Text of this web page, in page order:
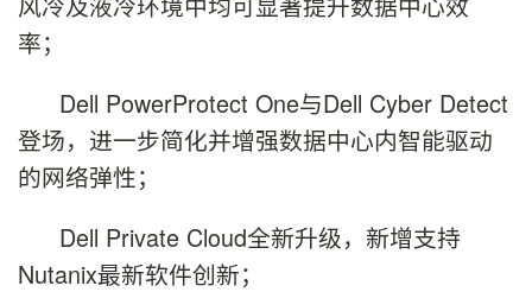
率；
Dell PowerProtect One与Dell Cyber Detect
登场，进一步简化并增强数据中心内智能驱动
的网络弹性；
Dell Private Cloud全新升级，新增支持
Nutanix最新软件创新；